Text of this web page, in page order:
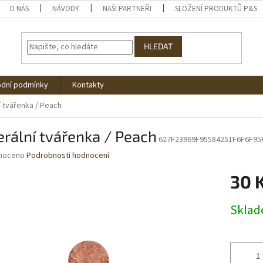
O NÁS NÁVODY NAŠI PARTNEŘI SLOŽENÍ PRODUKTŮ P&S
HLEDAT
podmínky
Kontakty
tvářenka / Peach
tvářenka / Peach
Podrobnosti hodnocení
30
cena: